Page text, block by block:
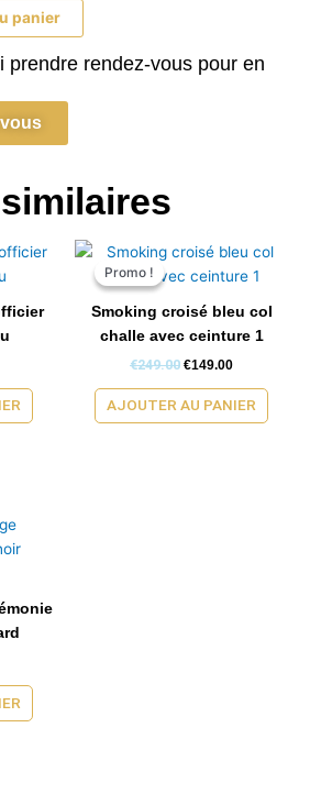
panier
prendre rendez-vous pour en
Promo !
Promo !
Smoking croisé bleu col
challe avec ceinture 1
€249.00
Le
initial
€249.00.
€149.00
Le
actuel
€149.00.
AJOUTER AU PANIER